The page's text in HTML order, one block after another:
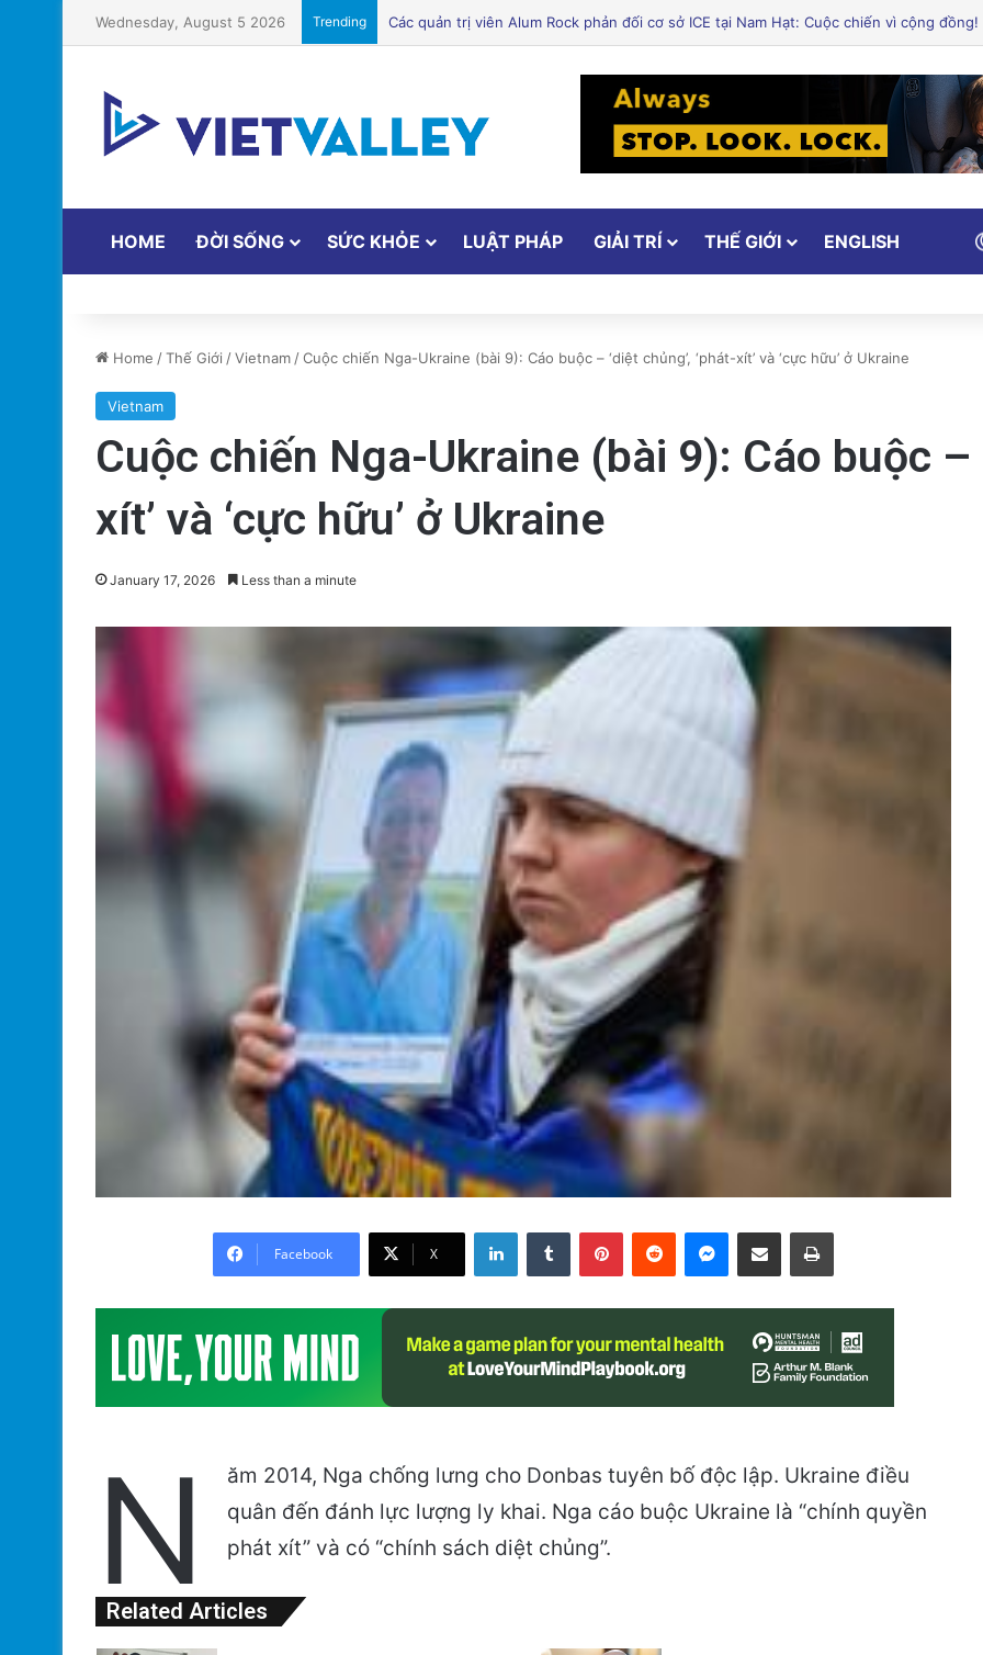
Wednesday, August 5 2026 Trending
HOME ĐỜI SỐNG SỨC KHỎE LUẬT PHÁP GIẢI TRÍ THẾ GIỚI ENGLISH
Home /Thế Giới /Vietnam/Cuộc chiến Nga-Ukraine (bài 9): Cáo buộc – ‘diệt chủng’, ‘phát-xít’ và ‘cực hữu’ ở Ukraine
Vietnam
Cuộc chiến Nga-Ukraine (bài 9): Cáo buộc –
xít’ và ‘cực hữu’ ở Ukraine
January 17, 2026 Less than a minute
Facebook X
LinkedInTumblr PinterestReddit Messenger
Share via Email Print
N
ăm 2014, Nga chống lưng cho Donbas tuyên bố độc lập. Ukraine điều
quân đến đánh lực lượng ly khai. Nga cáo buộc Ukraine là “chính quyền
phát xít” và có “chính sách diệt chủng”.
Related Articles